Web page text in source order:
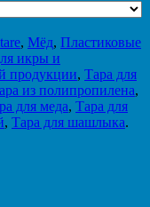
tare, Мёд, Пластиковые
икры и
продукции, Тара для
из полипропилена,
для меда, Тара для
, Тара для шашлыка.